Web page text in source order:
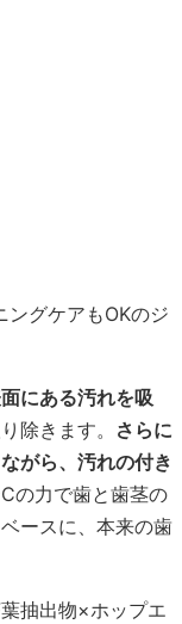
ングケアもOKのジ
にある汚れを吸
除きます。 さらに
がら、汚れの付き
の力で歯と歯茎の
ースに、本来の歯
抽出物×ホップエ